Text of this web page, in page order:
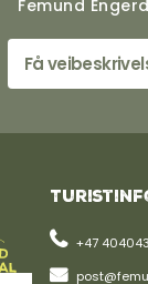
Femund
Få
+47